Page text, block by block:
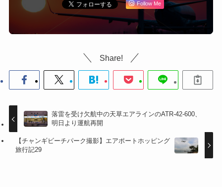
Follow Me
Share!
落雷を受け欠航中の天草エアラインのATR-42-600、
明日より運航再開
【チャンギビーチパーク撮影】エアポートホッピング
旅行記29